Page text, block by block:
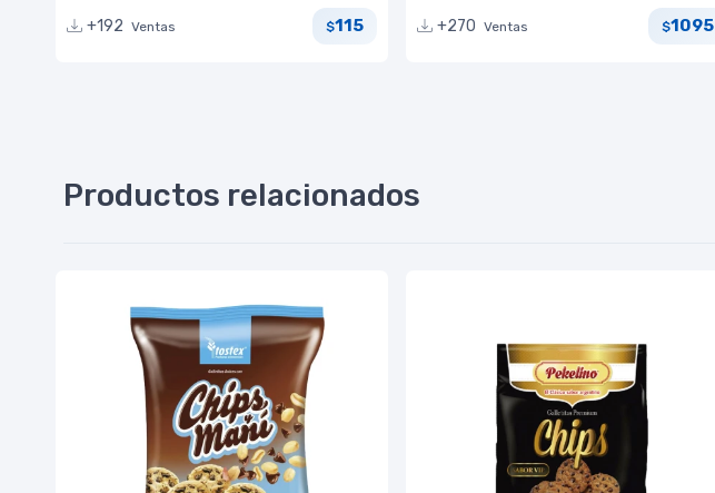
+192 Ventas $115
+270 Ventas $1095
Productos relacionados